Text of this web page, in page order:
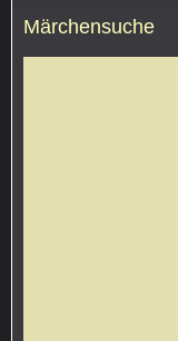
Märchensuche